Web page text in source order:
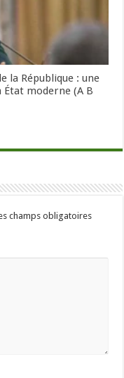
la République : une
moderne (A B
champs obligatoires